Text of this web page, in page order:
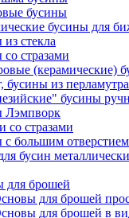
бусины
бусины для
стекла
стразами
(керамические)
бусины из перламутра
бусины
Лэмпворк
со стразами
с большим
бусин
для брошей
для брошей
для брошей в